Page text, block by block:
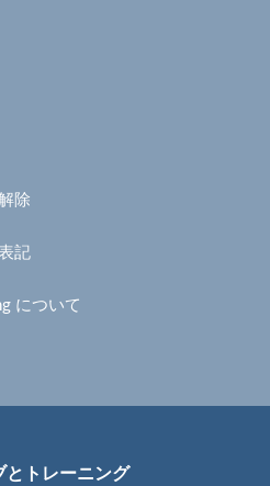
除
記
について
とトレーニング